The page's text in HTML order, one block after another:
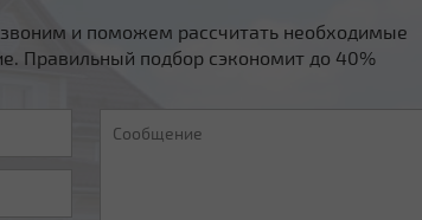
и поможем рассчитать необходимые
Правильный подбор сэкономит до 40%